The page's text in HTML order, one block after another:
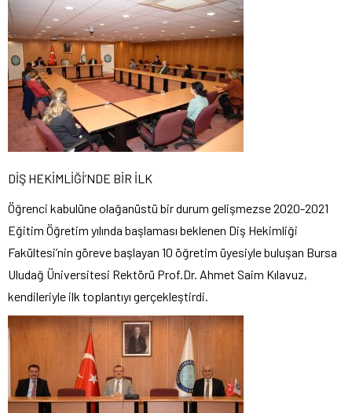
DİŞ HEKİMLİĞİ’NDE BİR İLK
Öğrenci kabulüne olağanüstü bir durum gelişmezse 2020-2021
Eğitim Öğretim yılında başlaması beklenen Diş Hekimliği
Fakültesi’nin göreve başlayan 10 öğretim üyesiyle buluşan Bursa
Uludağ Üniversitesi Rektörü Prof.Dr. Ahmet Saim Kılavuz,
kendileriyle ilk toplantıyı gerçekleştirdi.